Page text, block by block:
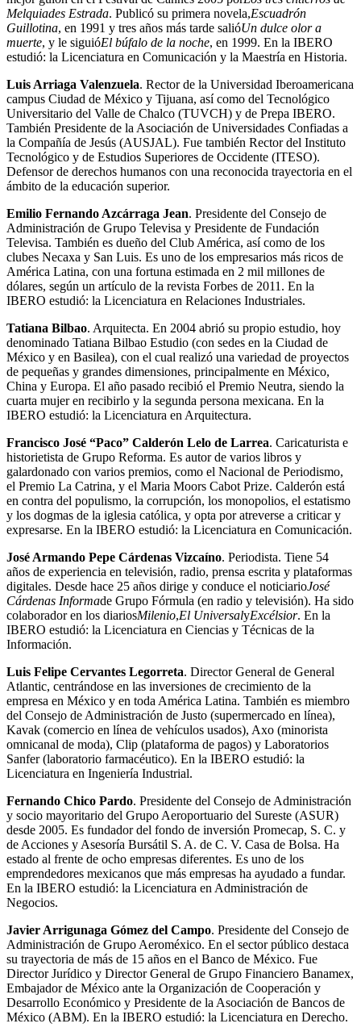
Melquiades Estrada. Publicó su primera novela,Escuadrón
Guillotina, en 1991 y tres años más tarde salióUn dulce olor a
muerte, y le siguióEl búfalo de la noche, en 1999. En la IBERO
estudió: la Licenciatura en Comunicación y la Maestría en Historia.
Luis Arriaga Valenzuela. Rector de la Universidad Iberoamericana
campus Ciudad de México y Tijuana, así como del Tecnológico
Universitario del Valle de Chalco (TUVCH) y de Prepa IBERO.
También Presidente de la Asociación de Universidades Confiadas a
la Compañía de Jesús (AUSJAL). Fue también Rector del Instituto
Tecnológico y de Estudios Superiores de Occidente (ITESO).
Defensor de derechos humanos con una reconocida trayectoria en el
ámbito de la educación superior.
Emilio Fernando Azcárraga Jean. Presidente del Consejo de
Administración de Grupo Televisa y Presidente de Fundación
Televisa. También es dueño del Club América, así como de los
clubes Necaxa y San Luis. Es uno de los empresarios más ricos de
América Latina, con una fortuna estimada en 2 mil millones de
dólares, según un artículo de la revista Forbes de 2011. En la
IBERO estudió: la Licenciatura en Relaciones Industriales.
Tatiana Bilbao. Arquitecta. En 2004 abrió su propio estudio, hoy
denominado Tatiana Bilbao Estudio (con sedes en la Ciudad de
México y en Basilea), con el cual realizó una variedad de proyectos
de pequeñas y grandes dimensiones, principalmente en México,
China y Europa. El año pasado recibió el Premio Neutra, siendo la
cuarta mujer en recibirlo y la segunda persona mexicana. En la
IBERO estudió: la Licenciatura en Arquitectura.
Francisco José “Paco” Calderón Lelo de Larrea. Caricaturista e
historietista de Grupo Reforma. Es autor de varios libros y
galardonado con varios premios, como el Nacional de Periodismo,
el Premio La Catrina, y el Maria Moors Cabot Prize. Calderón está
en contra del populismo, la corrupción, los monopolios, el estatismo
y los dogmas de la iglesia católica, y opta por atreverse a criticar y
expresarse. En la IBERO estudió: la Licenciatura en Comunicación.
José Armando Pepe Cárdenas Vizcaíno. Periodista. Tiene 54
años de experiencia en televisión, radio, prensa escrita y plataformas
digitales. Desde hace 25 años dirige y conduce el noticiarioJosé
Cárdenas Informade Grupo Fórmula (en radio y televisión). Ha sido
colaborador en los diariosMilenio,El UniversalyExcélsior. En la
IBERO estudió: la Licenciatura en Ciencias y Técnicas de la
Información.
Luis Felipe Cervantes Legorreta. Director General de General
Atlantic, centrándose en las inversiones de crecimiento de la
empresa en México y en toda América Latina. También es miembro
del Consejo de Administración de Justo (supermercado en línea),
Kavak (comercio en línea de vehículos usados), Axo (minorista
omnicanal de moda), Clip (plataforma de pagos) y Laboratorios
Sanfer (laboratorio farmacéutico). En la IBERO estudió: la
Licenciatura en Ingeniería Industrial.
Fernando Chico Pardo. Presidente del Consejo de Administración
y socio mayoritario del Grupo Aeroportuario del Sureste (ASUR)
desde 2005. Es fundador del fondo de inversión Promecap, S. C. y
de Acciones y Asesoría Bursátil S. A. de C. V. Casa de Bolsa. Ha
estado al frente de ocho empresas diferentes. Es uno de los
emprendedores mexicanos que más empresas ha ayudado a fundar.
En la IBERO estudió: la Licenciatura en Administración de
Negocios.
Javier Arrigunaga Gómez del Campo. Presidente del Consejo de
Administración de Grupo Aeroméxico. En el sector público destaca
su trayectoria de más de 15 años en el Banco de México. Fue
Director Jurídico y Director General de Grupo Financiero Banamex,
Embajador de México ante la Organización de Cooperación y
Desarrollo Económico y Presidente de la Asociación de Bancos de
México (ABM). En la IBERO estudió: la Licenciatura en Derecho.